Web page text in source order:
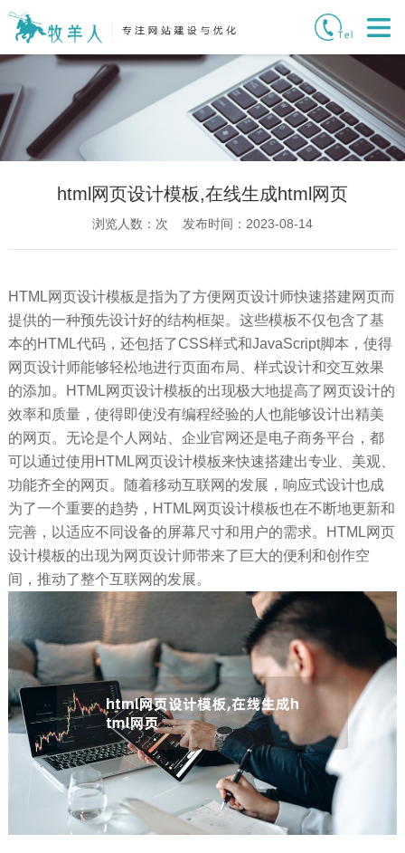
html网页设计模板,在线生成html网页
浏览人数： 次 发布时间：2023-08-14
HTML网页设计模板是指为了方便网页设计师快速搭建网页而
提供的一种预先设计好的结构框架。这些模板不仅包含了基
本的HTML代码，还包括了CSS样式和JavaScript脚本，使得
网页设计师能够轻松地进行页面布局、样式设计和交互效果
的添加。HTML网页设计模板的出现极大地提高了网页设计的
效率和质量，使得即使没有编程经验的人也能够设计出精美
的网页。无论是个人网站、企业官网还是电子商务平台，都
可以通过使用HTML网页设计模板来快速搭建出专业、美观、
功能齐全的网页。随着移动互联网的发展，响应式设计也成
为了一个重要的趋势，HTML网页设计模板也在不断地更新和
完善，以适应不同设备的屏幕尺寸和用户的需求。HTML网页
设计模板的出现为网页设计师带来了巨大的便利和创作空
间，推动了整个互联网的发展。